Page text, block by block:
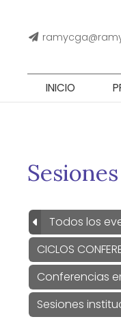
INICIO
Todos los
CICLOS
Conferencias
Sesiones